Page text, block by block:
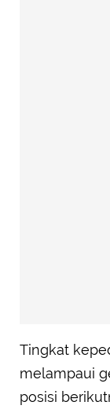
Tingkat
melampaui
posisi